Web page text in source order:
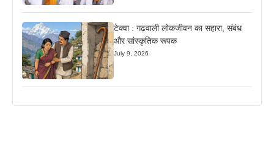
टेक्वा : गढ़वाली लोकजीवन का सहारा, संबंध
और सांस्कृतिक रूपक
July 9, 2026